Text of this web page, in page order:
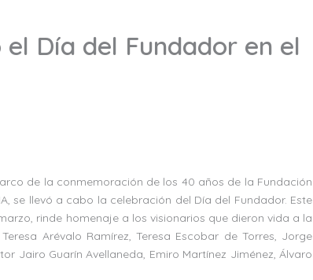
el Día del Fundador en el
de la conmemoración de los 40 años de la Fundación
se llevó a cabo la celebración del Día del Fundador. Este
rinde homenaje a los visionarios que dieron vida a la
Arévalo Ramírez, Teresa Escobar de Torres, Jorge
Jairo Guarín Avellaneda, Emiro Martínez Jiménez, Álvaro